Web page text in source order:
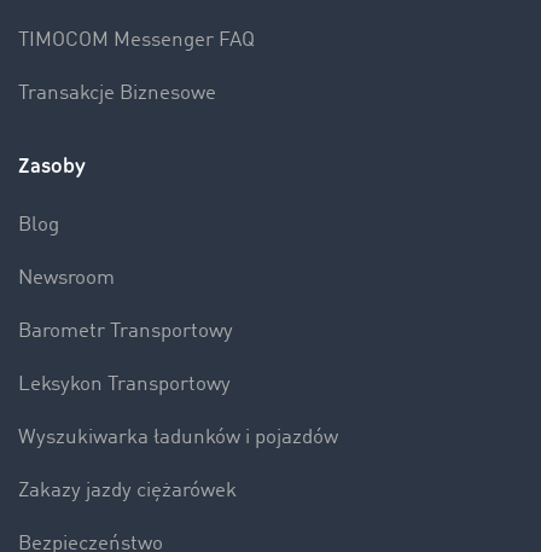
TIMOCOM Messenger FAQ
Transakcje Biznesowe
Zasoby
Blog
Newsroom
Barometr Transportowy
Leksykon Transportowy
Wyszukiwarka ładunków i pojazdów
Zakazy jazdy ciężarówek
Bezpieczeństwo